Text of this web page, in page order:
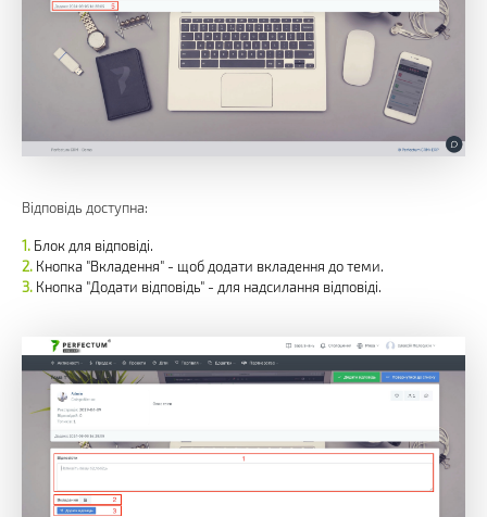
Відповідь доступна:
Блок для відповіді.
Кнопка "Вкладення" - щоб додати вкладення до теми.
Кнопка "Додати відповідь" - для надсилання відповіді.